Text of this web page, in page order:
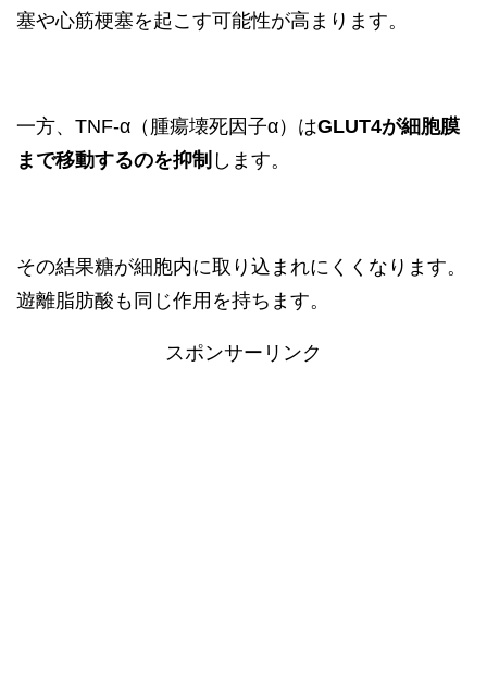
塞や心筋梗塞を起こす可能性が高まります。
一方、TNF-α（腫瘍壊死因子α）はGLUT4が細胞膜
まで移動するのを抑制 します。
その結果糖が細胞内に取り込まれにくくなります。
遊離脂肪酸も同じ作用を持ちます。
スポンサーリンク